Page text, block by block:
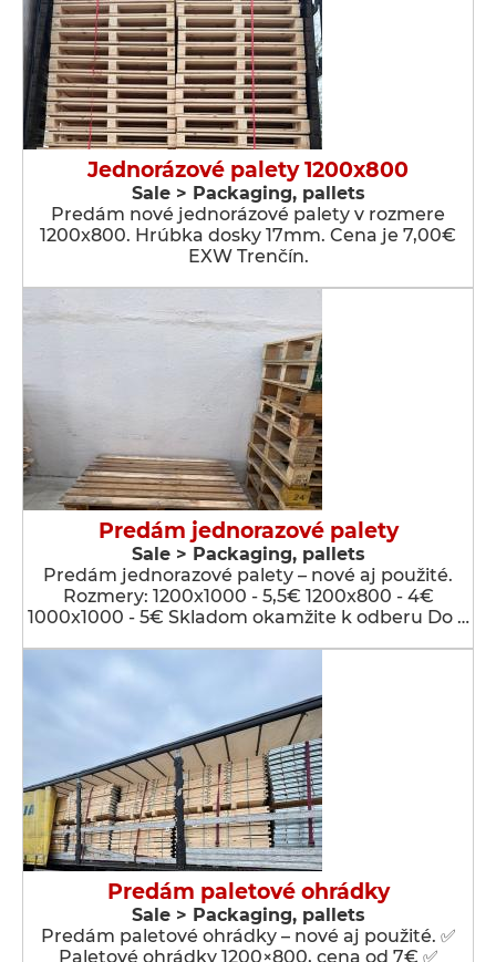
Jednorázové palety 1200x800
Sale > Packaging, pallets
Predám nové jednorázové palety v rozmere
1200x800. Hrúbka dosky 17mm. Cena je 7,00€
EXW Trenčín.
Predám jednorazové palety
Sale > Packaging, pallets
Predám jednorazové palety – nové aj použité.
Rozmery: 1200x1000 - 5,5€ 1200x800 - 4€
1000x1000 - 5€ Skladom okamžite k odberu Do …
Predám paletové ohrádky
Sale > Packaging, pallets
Predám paletové ohrádky – nové aj použité. ✅
Paletové ohrádky 1200×800, cena od 7€ ✅